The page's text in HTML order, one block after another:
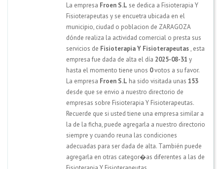
La empresa Froen S.L se dedica a Fisioterapia Y
Fisioterapeutas y se encuetra ubicada en el
municipio, ciudad o poblacion de ZARAGOZA
dónde realiza la actividad comercial o presta sus
servicios de Fisioterapia Y Fisioterapeutas, esta
empresa fue dada de alta el día 2025-08-31 y
hasta el momento tiene unos 0votos a su favor.
La empresa Froen S.L ha sido visitada unas 153
desde que se envio a nuestro directorio de
empresas sobre Fisioterapia Y Fisioterapeutas.
Recuerde que si usted tiene una empresa similar a
la de la ficha, puede agregarla a nuestro directorio
siempre y cuando reuna las condiciones
adecuadas para ser dada de alta. También puede
agregarla en otras categor�as diferentes a las de